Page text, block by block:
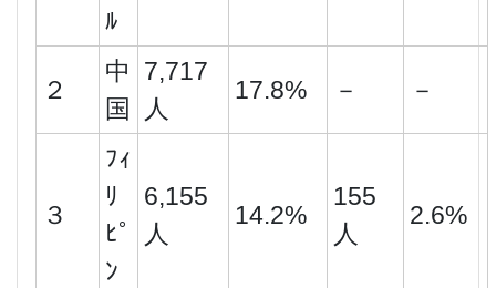
ﾙ
２
中
国
7,717
人
17.8% － －
３
ﾌｨ
ﾘ
ﾋﾟ
ﾝ
6,155
人
14.2%
155
人
2.6%